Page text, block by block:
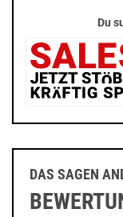
Du
DAS SAGEN